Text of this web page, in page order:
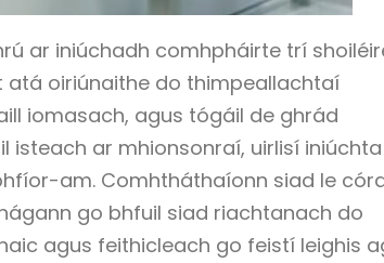
ar iniúchadh comhpháirte trí
oiriúnaithe do thimpeallachtaí
iomasach, agus tógáil de ghrád
isteach ar mhionsonraí, uirlisí
am. Comhtháthaíonn siad le
go bhfuil siad riachtanach do
agus feithicleach go feistí leighis